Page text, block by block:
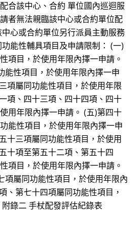
合該中心、合約 單位國內巡迴服
者無法親臨該中心或合約單位配
心或合約單位另行派員主動服務
能性輔具項目及申請限制： (一)
項目，於使用年限內擇一申請。
能性項目，於使用年限內擇一申
項屬同功能性項目，於使用年限
項、四十三項、四十四項、四十
用年限內擇一申請。 (五)第四十
能性項目，於使用年限內擇一申
十三項屬同功能性項目，於使用
十項至第五十二項、第五十四
項目，於使用年限內擇一申請。
項屬同功能性項目，於使用年限內
、第七十四項屬同功能性項目，
錄二 手杖配發評估紀錄表